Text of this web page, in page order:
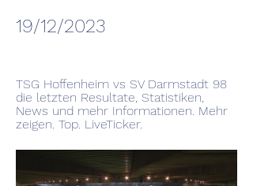
19/12/2023
TSG Hoffenheim vs SV Darmstadt 98
die letzten Resultate, Statistiken,
News und mehr Informationen. Mehr
zeigen. Top. LiveTicker.